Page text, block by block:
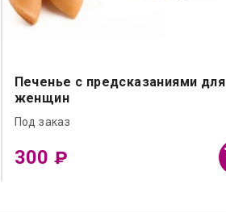
Печенье с предсказаниями для
женщин
Под заказ
300₽